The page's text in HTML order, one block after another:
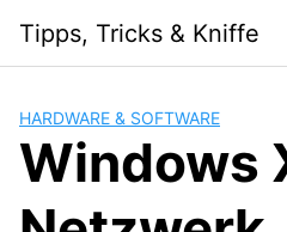
content
Tipps, Tricks & Kniffe
HARDWARE & SOFTWARE
Windows